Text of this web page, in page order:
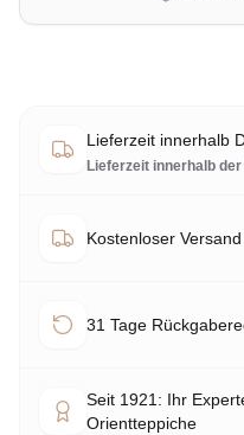
Lieferzeit innerhalb
Lieferzeit innerhalb der
Kostenloser
31 Tage
Seit 1921: Ihr
Orientteppiche